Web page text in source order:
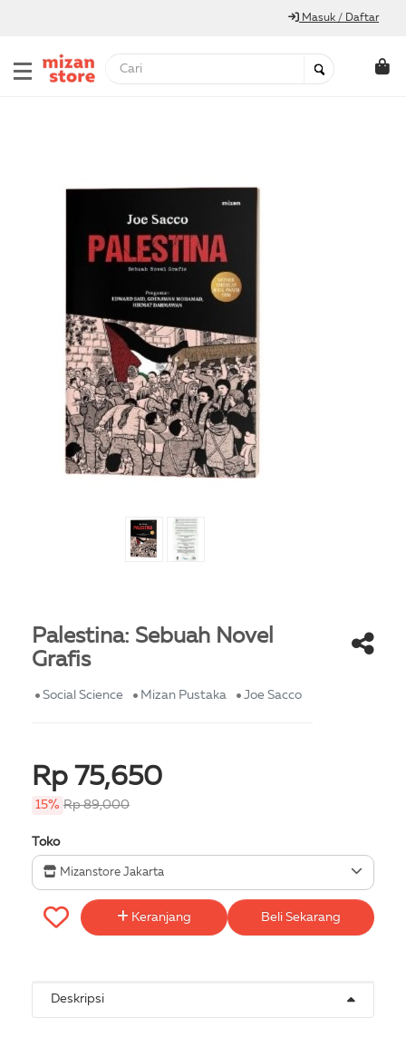
Masuk / Daftar
Palestina: Sebuah Novel
Grafis
Social Science Mizan Pustaka Joe Sacco
Rp 75,650
15% Rp 89,000
Toko
Mizanstore Jakarta
Keranjang Beli Sekarang
Deskripsi